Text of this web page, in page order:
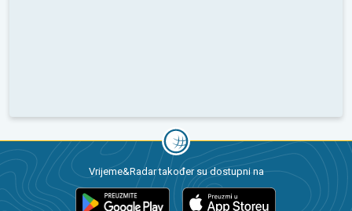
Vrijeme&Radar također su dostupni na